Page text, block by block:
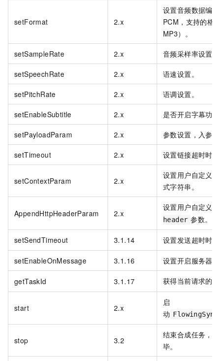
setFormat 2.x
设置音频数据编
PCM，支持的格
MP3）。
setSampleRate 2.x 音频采样率设置。
setSpeechRate 2.x 语速设置。
setPitchRate 2.x 语调设置。
setEnableSubtitle 2.x 是否开启字幕功
setPayloadParam 2.x 参数设置，入参为
setTimeout 2.x 设置链接超时时
setContextParam 2.x
设置用户自定义
式字符串。
AppendHttpHeaderParam 2.x
设置用户自定义
header 参数。
setSendTimeout 3.1.14 设置发送超时时
setEnableOnMessage 3.1.16 设置开启服务器
getTaskId 3.1.17 获得当前请求的
start 2.x
启
动
stop 3.2
结束合成任务，
毕。